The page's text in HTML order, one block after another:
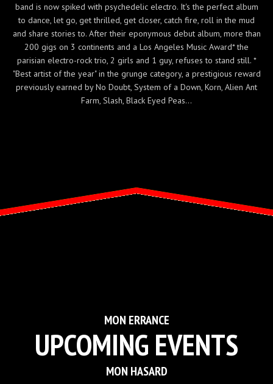
band is now spiked with psychedelic electro. It's the perfect album
to dance, let go, get thrilled, get closer, catch fire, roll in the mud
and share stories to. After their eponymous debut album, more than
200 gigs on 3 continents and a Los Angeles Music Award* the
parisian electro-rock trio, 2 girls and 1 guy, refuses to stand still. *
"Best artist of the year" in the grunge category, a prestigious reward
previously earned by No Doubt, System of a Down, Korn, Alien Ant
Farm, Slash, Black Eyed Peas…
MON ERRANCE
UPCOMING EVENTS
MON HASARD